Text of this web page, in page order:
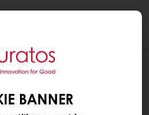
BANNER